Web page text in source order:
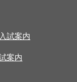
試案内
案内